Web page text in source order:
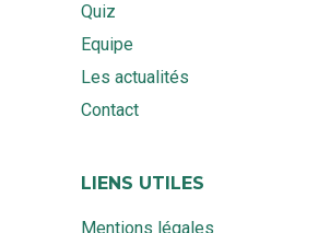
Quiz
Equipe
Les actualités
Contact
LIENS UTILES
Mentions légales